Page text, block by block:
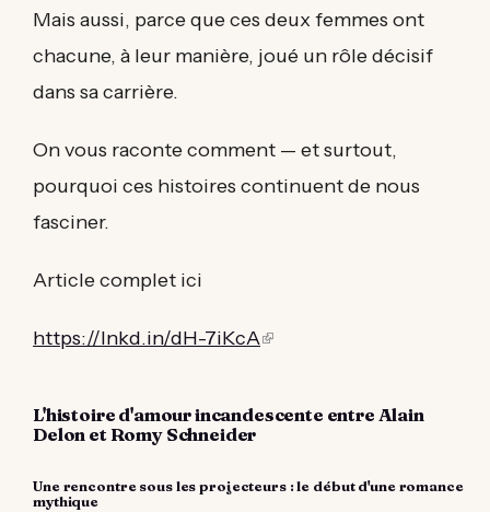
Mais aussi, parce que ces deux femmes ont
chacune, à leur manière, joué un rôle décisif
dans sa carrière.
On vous raconte comment — et surtout,
pourquoi ces histoires continuent de nous
fasciner.
Article complet ici
https://lnkd.in/dH-7iKcA(link
external)
L'histoire d'amour incandescente entre Alain
Delon et Romy Schneider
Une rencontre sous les projecteurs : le début d'une romance
mythique